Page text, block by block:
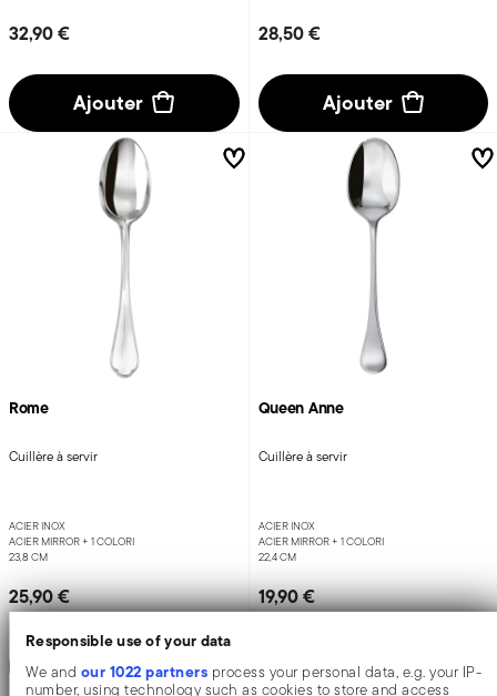
Responsible use of your data
We and our 1022 partnersprocess your personal data, e.g. your IP-
number, using technology such as cookies to store and access
32,90 €
Ajouter
28,50 €
Ajouter
Rome
Cuillère à servir
ACIER INOX
ACIER MIRROR + 1 COLORI
23,8 CM
25,90 €
Ajouter
Queen Anne
Cuillère à servir
ACIER INOX
ACIER MIRROR + 1 COLORI
22,4 CM
19,90 €
Ajouter